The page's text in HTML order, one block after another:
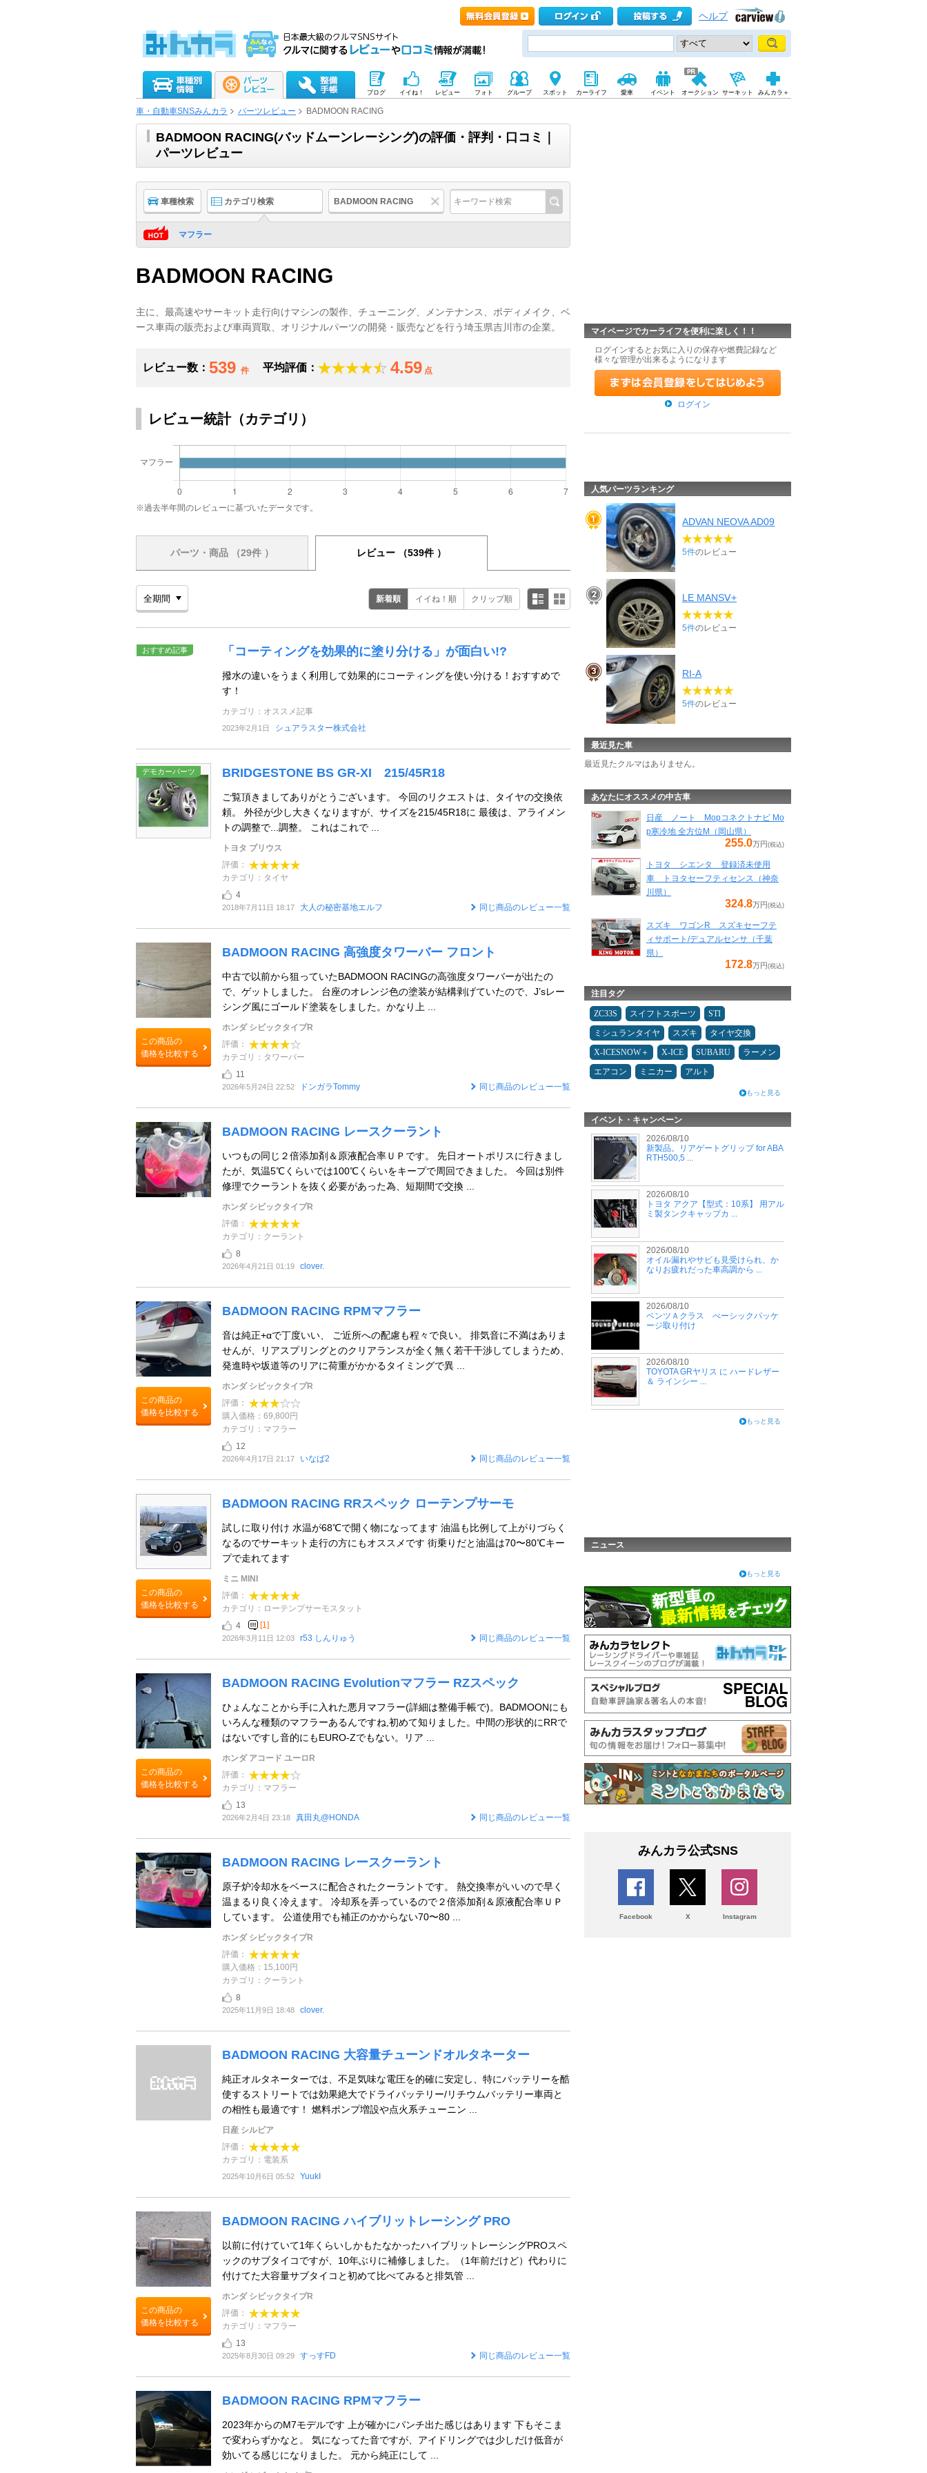
ヘルプ
ブログ イイね！ レビュー フォト グループ スポット カーライフ 愛車 イベント オークション サーキット みんカラ＋
車・自動車SNSみんカラ パーツレビュー BADMOON RACING
BADMOON RACING(バッドムーンレーシング)の評価・評判・口コミ｜
パーツレビュー
車種検索 カテゴリ検索 BADMOON RACING
マフラー
BADMOON RACING
主に、最高速やサーキット走行向けマシンの製作、チューニング、メンテナンス、ボディメイク、ベ
ース車両の販売および車両買取、オリジナルパーツの開発・販売などを行う埼玉県吉川市の企業。
レビュー数： 539 件 平均評価： 4.59 点
レビュー統計（カテゴリ）
※過去半年間のレビューに基づいたデータです。
パーツ・商品 （29件 ） レビュー （539件 ）
新着順 イイね！順 クリップ順
おすすめ記事 「コーティングを効果的に塗り分ける」が面白い!?
撥水の違いをうまく利用して効果的にコーティングを使い分ける！おすすめで
す！
カテゴリ：オススメ記事
2023年2月1日 シュアラスター株式会社
デモカーパーツ BRIDGESTONE BS GR-XI 215/45R18
ご覧頂きましてありがとうございます。 今回のリクエストは、タイヤの交換依
頼。 外径が少し大きくなりますが、サイズを215/45R18に 最後は、アライメン
トの調整で...調整。 これはこれで ...
トヨタ プリウス
評価：
カテゴリ：タイヤ
4
2018年7月11日 18:17 大人の秘密基地エルフ 同じ商品のレビュー一覧
この商品の
価格を比較する
BADMOON RACING 高強度タワーバー フロント
中古で以前から狙っていたBADMOON RACINGの高強度タワーバーが出たの
で、ゲットしました。 台座のオレンジ色の塗装が結構剥げていたので、J’sレー
シング風にゴールド塗装をしました。かなり上 ...
ホンダ シビックタイプR
評価：
カテゴリ：タワーバー
11
2026年5月24日 22:52 ドンガラTommy 同じ商品のレビュー一覧
BADMOON RACING レースクーラント
いつもの同じ２倍添加剤＆原液配合率ＵＰです。 先日オートポリスに行きまし
たが、気温5℃くらいでは100℃くらいをキープで周回できました。 今回は別件
修理でクーラントを抜く必要があった為、短期間で交換 ...
ホンダ シビックタイプR
評価：
カテゴリ：クーラント
8
2026年4月21日 01:19 clover.
この商品の
価格を比較する
BADMOON RACING RPMマフラー
音は純正+αで丁度いい、 ご近所への配慮も程々で良い。 排気音に不満はありま
せんが、リアスプリングとのクリアランスが全く無く若干干渉してしまうため、
発進時や坂道等のリアに荷重がかかるタイミングで異 ...
ホンダ シビックタイプR
評価：
購入価格：69,800円
カテゴリ：マフラー
12
2026年4月17日 21:17 いなば2 同じ商品のレビュー一覧
この商品の
価格を比較する
BADMOON RACING RRスペック ローテンプサーモ
試しに取り付け 水温が68℃で開く物になってます 油温も比例して上がりづらく
なるのでサーキット走行の方にもオススメです 街乗りだと油温は70〜80℃キー
プで走れてます
ミニ MINI
評価：
カテゴリ：ローテンプサーモスタット
4
[1]
2026年3月11日 12:03 r53 しんりゅう 同じ商品のレビュー一覧
この商品の
価格を比較する
BADMOON RACING Evolutionマフラー RZスペック
ひょんなことから手に入れた悪月マフラー(詳細は整備手帳で)。BADMOONにも
いろんな種類のマフラーあるんですね,初めて知りました。中間の形状的にRRで
はないですし音的にもEURO-Zでもない。リア ...
ホンダ アコード ユーロR
評価：
カテゴリ：マフラー
13
2026年2月4日 23:18 真田丸@HONDA 同じ商品のレビュー一覧
BADMOON RACING レースクーラント
原子炉冷却水をベースに配合されたクーラントです。 熱交換率がいいので早く
温まるり良く冷えます。 冷却系を弄っているので２倍添加剤＆原液配合率ＵＰ
しています。 公道使用でも補正のかからない70〜80 ...
ホンダ シビックタイプR
評価：
購入価格：15,100円
カテゴリ：クーラント
8
2025年11月9日 18:48 clover.
BADMOON RACING 大容量チューンドオルタネーター
純正オルタネーターでは、不足気味な電圧を的確に安定し、特にバッテリーを酷
使するストリートでは効果絶大でドライバッテリー/リチウムバッテリー車両と
の相性も最適です！ 燃料ポンプ増設や点火系チューニン ...
日産 シルビア
評価：
カテゴリ：電装系
2025年10月6日 05:52 YuukI
この商品の
価格を比較する
BADMOON RACING ハイブリットレーシング PRO
以前に付けていて1年くらいしかもたなかったハイブリットレーシングPROスペ
ックのサブタイコですが、10年ぶりに補修しました。（1年前だけど）代わりに
付けてた大容量サブタイコと初めて比べてみると排気管 ...
ホンダ シビックタイプR
評価：
カテゴリ：マフラー
13
2025年8月30日 09:29 すっすFD 同じ商品のレビュー一覧
BADMOON RACING RPMマフラー
2023年からのM7モデルです 上が確かにパンチ出た感じはあります 下もそこま
で変わらずかなと。 気になってた音ですが、アイドリングでは少しだけ低音が
効いてる感じになりました。 元から純正にして ...
マイページでカーライフを便利に楽しく！！
ログインするとお気に入りの保存や燃費記録など
様々な管理が出来るようになります
ログイン
人気パーツランキング
ADVAN NEOVA AD09
5件のレビュー
LE MANSⅤ+
5件のレビュー
RI-A
5件のレビュー
最近見た車
最近見たクルマはありません。
あなたにオススメの中古車
日産 ノート Mopコネクトナビ Mo
p寒冷地 全方位M（岡山県）
255.0万円(税込)
トヨタ シエンタ 登録済未使用
車 トヨタセーフティセンス（神奈
川県）
324.8万円(税込)
スズキ ワゴンR スズキセーフテ
ィサポート/デュアルセンサ（千葉
県）
172.8万円(税込)
注目タグ
ZC33S スイフトスポーツ
STI
ミシュランタイヤ
スズキ
タイヤ交換
X-ICESNOW＋
X-ICE SUBARU
ラーメン
エアコン
ミニカー アルト
もっと見る
イベント・キャンペーン
2026/08/10
新製品。リアゲートグリップ for ABA
RTH500,5 ...
2026/08/10
トヨタ アクア【型式：10系】 用アル
ミ製タンクキャップカ ...
2026/08/10
オイル漏れやサビも見受けられ、か
なりお疲れだった車高調から ...
2026/08/10
ベンツＡクラス べーシックパッケ
ージ取り付け
2026/08/10
TOYOTA GRヤリス に ハードレザー
＆ ラインシー ...
もっと見る
ニュース
もっと見る
みんカラ公式SNS
Facebook X Instagram